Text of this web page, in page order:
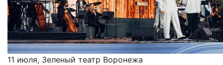
11 июля, Зеленый театр Воронежа